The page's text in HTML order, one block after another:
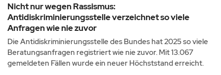
Nicht nur wegen Rassismus:
Antidiskriminierungsstelle verzeichnet so viele
Anfragen wie nie zuvor
Die Antidiskriminierungsstelle des Bundes hat 2025 so viele
Beratungsanfragen registriert wie nie zuvor. Mit 13.067
gemeldeten Fällen wurde ein neuer Höchststand erreicht.